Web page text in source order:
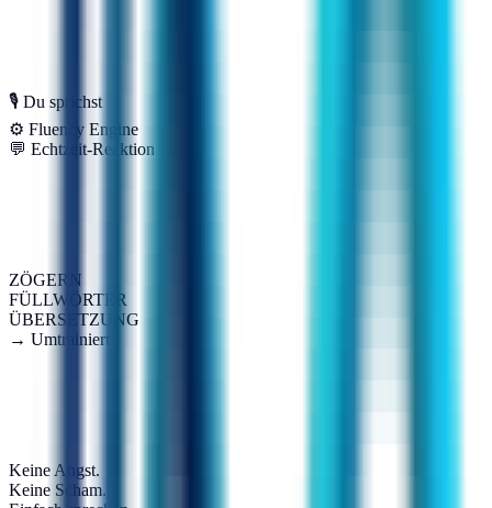
🎙 Du sprichst
⚙ Fluency Engine
💬 Echtzeit-Reaktion
ZÖGERN
FÜLLWÖRTER
ÜBERSETZUNG
→ Umtrainiert
Keine Angst.
Keine Scham.